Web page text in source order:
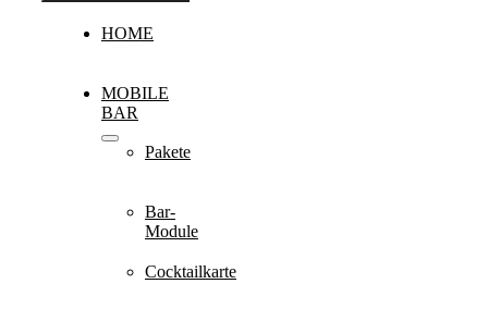
HOME
MOBILE
BAR
Pakete
Bar-
Module
Cocktailkarte